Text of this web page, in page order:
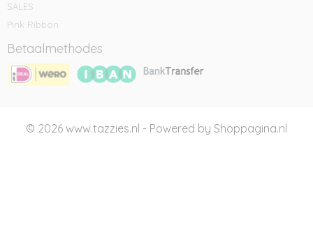
SALES
Pink Ribbon
Betaalmethodes
© 2026 www.tazzies.nl - Powered by Shoppagina.nl